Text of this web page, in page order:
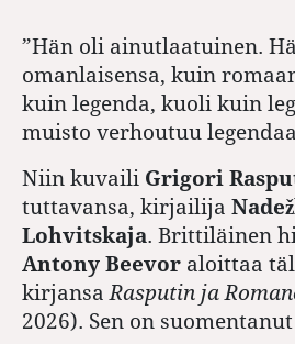
”Hän oli ainutlaatuinen.
omanlaisensa, kuin
kuin legenda, kuoli kuin
muisto verhoutuu
Niin kuvaili Grigori
tuttavansa, kirjailija
Lohvitskaja. Brittiläinen
Antony Beevor aloittaa
kirjansaRasputin ja
2026). Sen on suomentanut